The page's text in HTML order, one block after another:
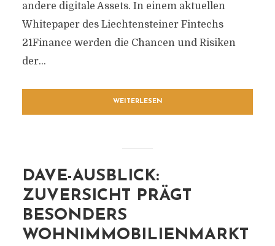
andere digitale Assets. In einem aktuellen
Whitepaper des Liechtensteiner Fintechs
21Finance werden die Chancen und Risiken
der...
WEITERLESEN
DAVE-AUSBLICK:
ZUVERSICHT PRÄGT
BESONDERS
WOHNIMMOBILIENMARKT